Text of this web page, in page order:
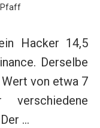
Pfaff
Hacker 14,5
Derselbe
von etwa 7
…